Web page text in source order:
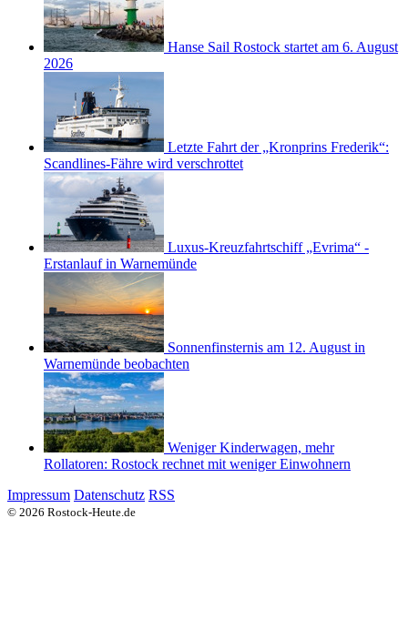
Hanse Sail Rostock startet am 6. August
2026
Letzte Fahrt der „Kronprins Frederik“:
Scandlines-Fähre wird verschrottet
Luxus-Kreuzfahrtschiff „Evrima“ -
Erstanlauf in Warnemünde
Sonnenfinsternis am 12. August in
Warnemünde beobachten
Weniger Kinderwagen, mehr
Rollatoren: Rostock rechnet mit weniger Einwohnern
Impressum Datenschutz RSS
© 2026 Rostock-Heute.de